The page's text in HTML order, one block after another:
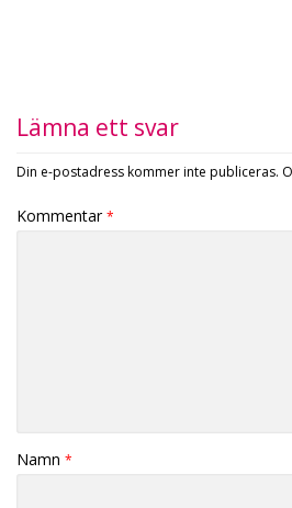
Lämna ett svar
Din e-postadress kommer inte publiceras.
Kommentar*
Namn *